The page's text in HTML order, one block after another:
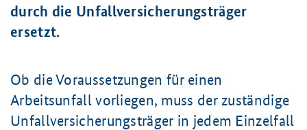
durch die Unfallversicherungsträger
ersetzt.
Ob die Voraussetzungen für einen
Arbeitsunfall vorliegen, muss der zuständige
Unfallversicherungsträger in jedem Einzelfall